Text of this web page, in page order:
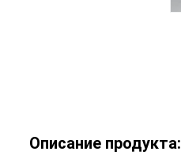
Описание продукта: